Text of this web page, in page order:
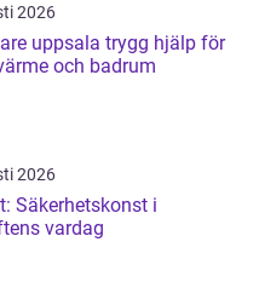
2026
trygg hjälp för
och badrum
2026
Säkerhetskonst i
vardag